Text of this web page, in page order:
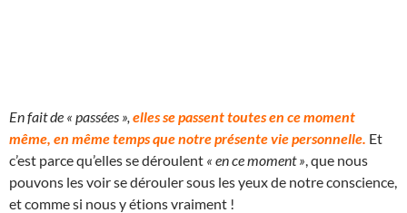
En fait de « passées », elles se passent toutes en ce moment
même, en même temps que notre présente vie personnelle. Et
c’est parce qu’elles se déroulent « en ce moment » , que nous
pouvons les voir se dérouler sous les yeux de notre conscience,
et comme si nous y étions vraiment !